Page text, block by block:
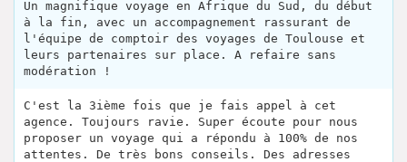
Un magnifique voyage en Afrique du Sud, du début
à la fin, avec un accompagnement rassurant de
l'équipe de comptoir des voyages de Toulouse et
leurs partenaires sur place. A refaire sans
modération !
C'est la 3ième fois que je fais appel à cet
agence. Toujours ravie. Super écoute pour nous
proposer un voyage qui a répondu à 100% de nos
attentes. De très bons conseils. Des adresses